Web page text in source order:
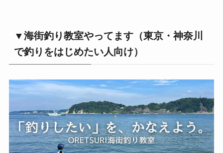
▼海街釣り教室やってます（東京・神奈川
で釣りをはじめたい人向け）